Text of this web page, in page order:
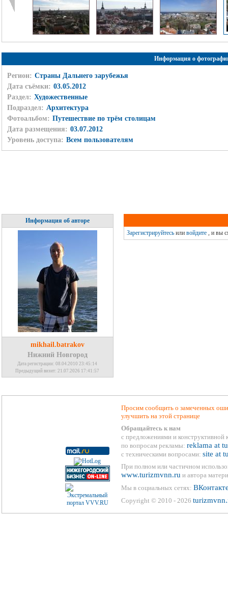
Информация о
Регион: Страны Дальнего зарубежья
Дата съёмки: 03.05.2012
Раздел: Художественные
Подраздел: Архитектура
Фотоальбом: Путешествие по трём столицам
Дата размещения: 03.07.2012
Уровень доступа: Всем пользователям
Информация об авторе
mikhail.batrakov
Нижний Новгород
Дата регистрации: 08.04.2010 23:45:14
Предыдущий визит: 21.07.2026 17:41:57
Зарегистрируйтесьили войдите, и вы
Просим сообщить о замеченных
улучшить на этой странице
Обращайтесь к нам
с предложениями и конструктивной
по вопросам рекламы: reklama at
с техническими вопросами: site at
При полном или частичном
www.turizmvnn.ru и автора
Мы в социальных сетях:
Copyright © 2010 - 2026